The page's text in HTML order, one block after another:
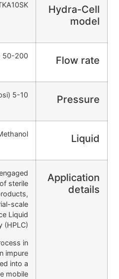
Hydra-Cell
model
Flow rate
50-200 l/hr (13-52 gph)
Pressure
5-10 bar (70-140 psi)
Liquid
Application
details
sterile
scale
Liquid
in
impure
into a
mobile